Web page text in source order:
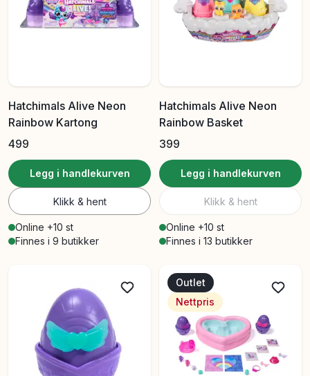
Hatchimals Alive Neon
Rainbow Kartong
499
Legg i handlekurven
Klikk & hent
Online +10 st
Finnes i 9 butikker
Hatchimals Alive Neon
Rainbow Basket
399
Legg i handlekurven
Klikk & hent
Online +10 st
Finnes i 13 butikker
Outlet
Nettpris